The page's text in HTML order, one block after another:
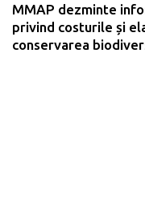
MMAP dezminte
privind costurile și
conservarea